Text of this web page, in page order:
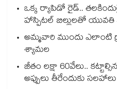
ఒక్క ర్యాపిడో రైడ్..
హాస్పిటల్ బిల్లులతో
అమ్మవారి ముందు
శ్యామల
జీతం లక్షా 60వేలు..
అప్పులు తీరేందుకు